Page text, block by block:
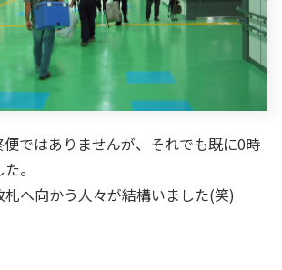
ではありませんが、それでも既に0時
。
札へ向かう人々が結構いました(笑)